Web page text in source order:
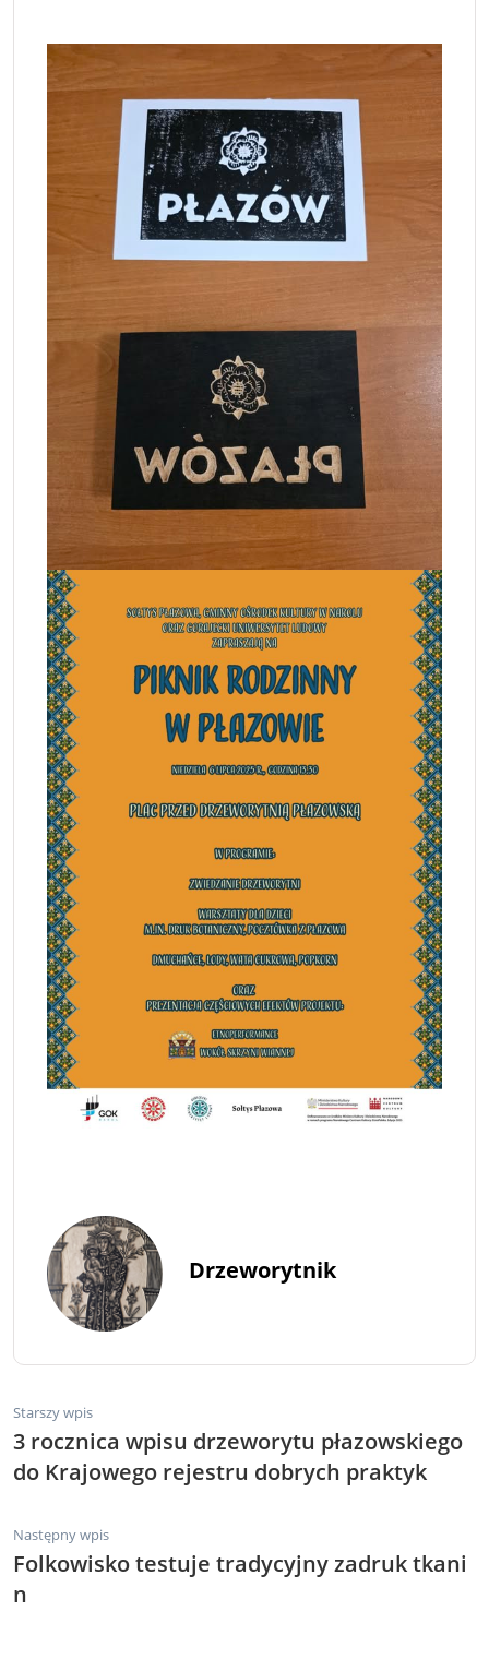
Drzeworytnik
Starszy wpis
3 rocznica wpisu drzeworytu płazowskiego
do Krajowego rejestru dobrych praktyk
Następny wpis
Folkowisko testuje tradycyjny zadruk tkani
n